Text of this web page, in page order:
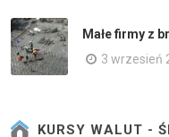
Małe firmy z
3 wrzesień
KURSY WALUT -